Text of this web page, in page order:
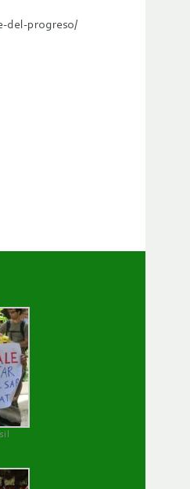
del-progreso/